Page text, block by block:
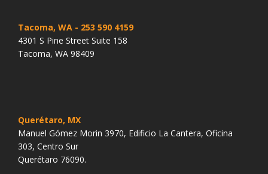
Tacoma, WA - 253 590 4159
4301 S Pine Street Suite 158
Tacoma, WA 98409
Querétaro, MX
Manuel Gómez Morin 3970, Edificio La Cantera, Oficina
303, Centro Sur
Querétaro 76090.